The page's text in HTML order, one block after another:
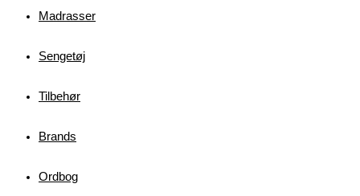
Madrasser
Sengetøj
Tilbehør
Brands
Ordbog